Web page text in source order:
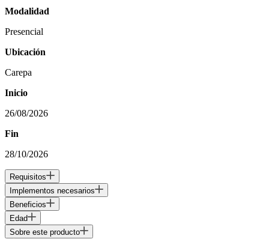
Modalidad
Presencial
Ubicación
Carepa
Inicio
26/08/2026
Fin
28/10/2026
Requisitos
Implementos necesarios
Beneficios
Edad
Sobre este producto